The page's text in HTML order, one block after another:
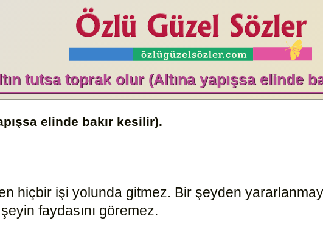
tutsa toprak olur (Altına yapışsa elinde
elinde bakır kesilir).
hiçbir işi yolunda gitmez. Bir şeyden
faydasını göremez.